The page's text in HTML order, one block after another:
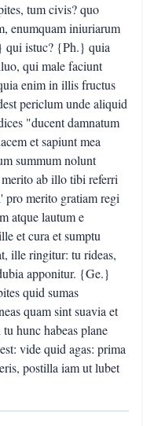
tum civis? quo
enumquam iniuriarum
qui istuc? {Ph.} quia
qui male faciunt
enim in illis fructus
periclum unde aliquid
"ducent damnatum
et sapiunt mea
summum nolunt
ab illo tibi referri
merito gratiam regi
atque lautum e
et cura et sumptu
ille ringitur: tu rideas,
apponitur. {Ge.}
quid sumas
quam sint suavia et
hunc habeas plane
vide quid agas: prima
postilla iam ut lubet